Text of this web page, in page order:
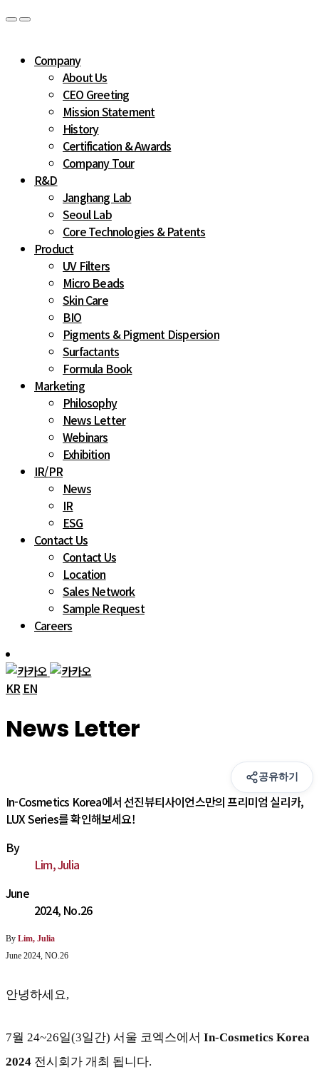
Company
About Us
CEO Greeting
Mission Statement
History
Certification & Awards
Company Tour
R&D
Janghang Lab
Seoul Lab
Core Technologies & Patents
Product
UV Filters
Micro Beads
Skin Care
BIO
Pigments & Pigment Dispersion
Surfactants
Formula Book
Marketing
Philosophy
News Letter
Webinars
Exhibition
IR/PR
News
IR
ESG
Contact Us
Contact Us
Location
Sales Network
Sample Request
Careers
KR EN
News Letter
공유하기
In-Cosmetics Korea에서 선진뷰티사이언스만의 프리미엄 실리카,
LUX Series를 확인해보세요!
By
Lim, Julia
June
2024, No.26
By Lim, Julia
June 2024, NO.26
안녕하세요,
7월 24~26일(3일간) 서울 코엑스에서 In-Cosmetics Korea
2024 전시회가 개최 됩니다.